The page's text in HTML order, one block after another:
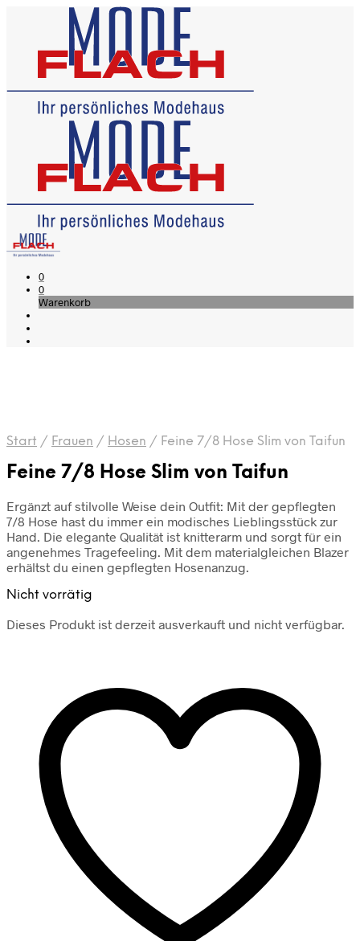
0
0
Warenkorb
Start / Frauen / Hosen / Feine 7/8 Hose Slim von Taifun
Feine 7/8 Hose Slim von Taifun
Ergänzt auf stilvolle Weise dein Outfit: Mit der gepflegten
7/8 Hose hast du immer ein modisches Lieblingsstück zur
Hand. Die elegante Qualität ist knitterarm und sorgt für ein
angenehmes Tragefeeling. Mit dem materialgleichen Blazer
erhältst du einen gepflegten Hosenanzug.
Nicht vorrätig
Dieses Produkt ist derzeit ausverkauft und nicht verfügbar.